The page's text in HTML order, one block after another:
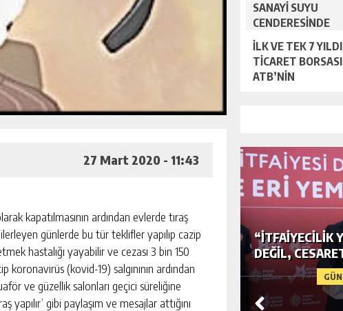
27 Mart 2020 - 11:43
kapatılmasının ardından evlerde tıraş
günlerde bu tür teklifler yapılıp cazip
hastalığı yayabilir ve cezası 3 bin 150
koronavirüs (kovid-19) salgınının ardından
ve güzellik salonları geçici süreliğine
gibi paylaşım ve mesajlar attığını
SANAYİ SUYU
CENDERESİNDE
İLK VE TEK 7
TİCARET
ATB’NİN
GÜNLÜK HABER AKIŞI
“İTFAIYECILIK YALNIZCA BIR MESLEK
DEĞIL, CESARETIN, FEDAKARLIĞIN VE
INSAN SEVGISININ EN GÜÇLÜ
TEMSILIDIR.”